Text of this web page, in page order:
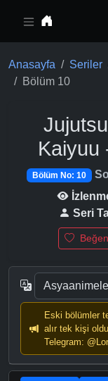
Anasayfa Seriler
Bölüm 10
Kaiyuu
Bölüm No: 10
Seri
Beğen
Eski bölümler
alır tek kişi
Telegram: